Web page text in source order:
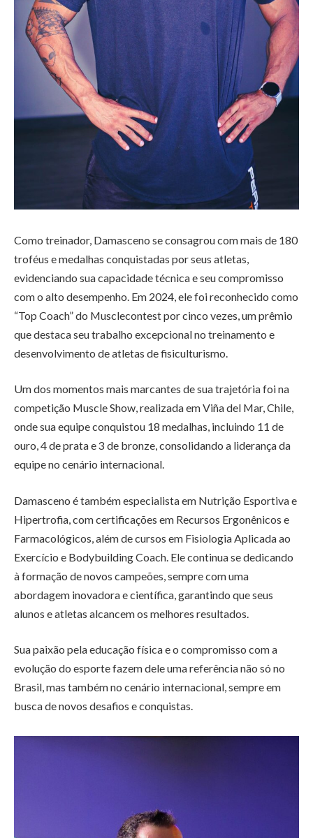
Como treinador, Damasceno se consagrou com mais de 180
troféus e medalhas conquistadas por seus atletas,
evidenciando sua capacidade técnica e seu compromisso
com o alto desempenho. Em 2024, ele foi reconhecido como
“Top Coach” do Musclecontest por cinco vezes, um prêmio
que destaca seu trabalho excepcional no treinamento e
desenvolvimento de atletas de fisiculturismo.
Um dos momentos mais marcantes de sua trajetória foi na
competição Muscle Show, realizada em Viña del Mar, Chile,
onde sua equipe conquistou 18 medalhas, incluindo 11 de
ouro, 4 de prata e 3 de bronze, consolidando a liderança da
equipe no cenário internacional.
Damasceno é também especialista em Nutrição Esportiva e
Hipertrofia, com certificações em Recursos Ergonênicos e
Farmacológicos, além de cursos em Fisiologia Aplicada ao
Exercício e Bodybuilding Coach. Ele continua se dedicando
à formação de novos campeões, sempre com uma
abordagem inovadora e científica, garantindo que seus
alunos e atletas alcancem os melhores resultados.
Sua paixão pela educação física e o compromisso com a
evolução do esporte fazem dele uma referência não só no
Brasil, mas também no cenário internacional, sempre em
busca de novos desafios e conquistas.